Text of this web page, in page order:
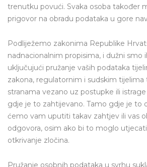
trenutku povući. Svaka osoba također
prigovor na obradu podataka u gore
Podliježemo zakonima Republike
nadnacionalnim propisima, i dužni smo
uključujući pružanje vaših podataka
zakona, regulatornim i sudskim
stranama vezano uz postupke ili
gdje je to zahtijevano. Tamo gdje je to
ćemo vam uputiti takav zahtjev ili vas
odgovora, osim ako bi to moglo
otkrivanje zločina.
Pružanje osobnih podataka u svrhu